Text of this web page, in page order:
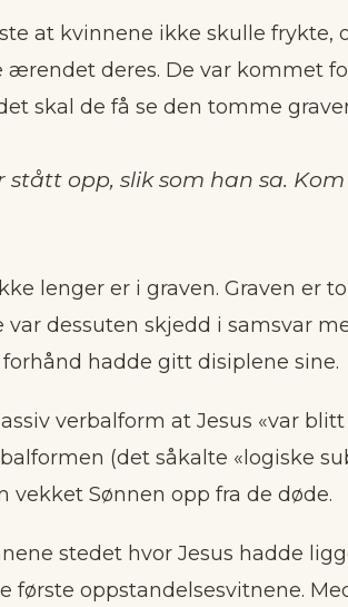
at kvinnene ikke skulle frykte,
deres. De var kommet
skal de få se den tomme
opp, slik som han sa.
lenger er i graven. Graven er
var dessuten skjedd i samsvar
hadde gitt disiplene sine.
verbalform at Jesus «var
(det såkalte «logiske
vekket Sønnen opp fra de døde.
stedet hvor Jesus hadde
første oppstandelsesvitnene.